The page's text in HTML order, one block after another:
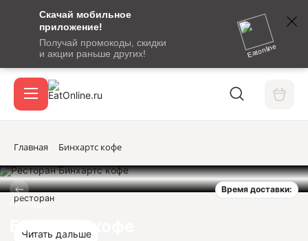
Скачай мобильное
приложение!
Получай промокоды, скидки
и акции раньше других!
Eatonline
сообщение
кодом
подтверждения
Вход / регистрация
Акции
Главная Бинхартс кофе
Время доставки:
Ресторан
Бинхартс кофе
ресторан
Читать дальше